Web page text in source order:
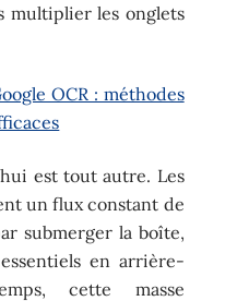
multiplier les onglets
OCR : méthodes
est tout autre. Les
un flux constant de
submerger la boîte,
en arrière-
cette masse